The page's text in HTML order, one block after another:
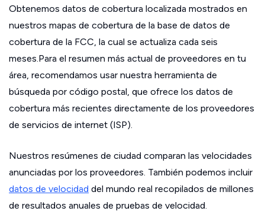
Obtenemos datos de cobertura localizada mostrados en
nuestros mapas de cobertura de la base de datos de
cobertura de la FCC, la cual se actualiza cada seis
meses.Para el resumen más actual de proveedores en tu
área, recomendamos usar nuestra herramienta de
búsqueda por código postal, que ofrece los datos de
cobertura más recientes directamente de los proveedores
de servicios de internet (ISP).
Nuestros resúmenes de ciudad comparan las velocidades
anunciadas por los proveedores. También podemos incluir
datos de velocidad del mundo real recopilados de millones
de resultados anuales de pruebas de velocidad.